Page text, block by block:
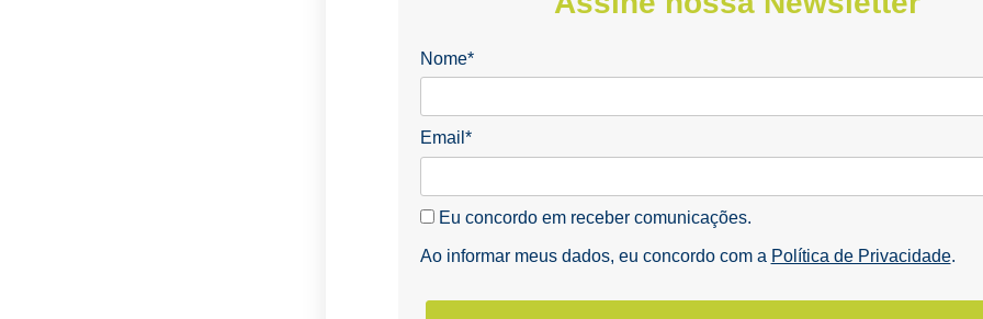
Nome*
Email*
Eu concordo em receber comunicações.
Ao informar meus dados, eu concordo com a Política de Privacidade.